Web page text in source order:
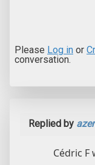
Please Log in or
conversation.
Replied by
Cédric F